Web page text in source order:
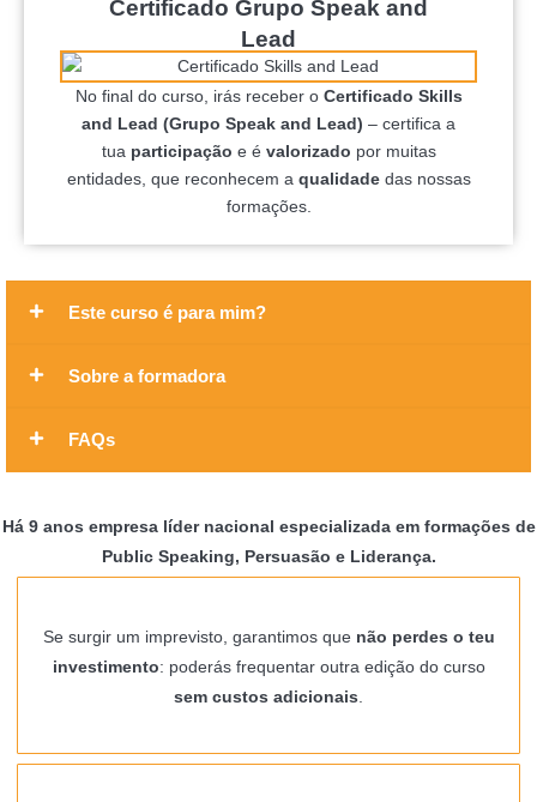
Certificado Grupo Speak and
Lead
No final do curso, irás receber o Certificado Skills
and Lead (Grupo Speak and Lead) – certifica a
tua participação e é valorizado por muitas
entidades, que reconhecem a qualidadedas nossas
formações.
Este curso é para mim?
Sobre a formadora
FAQs
Há 9 anos empresa líder nacional especializada em formações de
Public Speaking, Persuasão e Liderança.
Se surgir um imprevisto, garantimos que não perdes o teu
investimento: poderás frequentar outra edição do curso
sem custos adicionais